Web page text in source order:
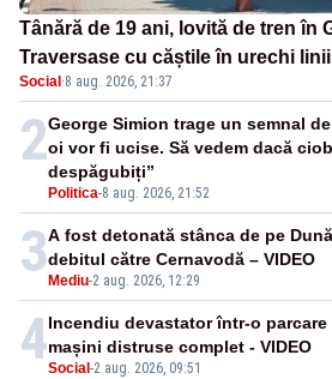
Tânără de 19 ani, lovită de tren în
Traversase cu căștile în urechi
nepermis
Social ·8 aug. 2026, 21:37
2
Politica-8 aug. 2026, 21:52
George Simion trage un semnal
oi vor fi ucise. Să vedem dacă
despăgubiți”
3 Mediu-2 aug. 2026, 12:29
A fost detonată stânca de pe
debitul către Cernavodă – VIDEO
4Social -2 aug. 2026, 09:51
Incendiu devastator într-o
mașini distruse complet - VIDEO